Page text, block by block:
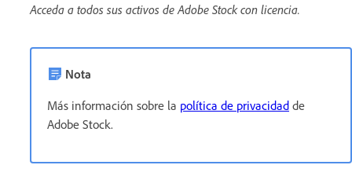
Acceda a todos sus activos de Adobe Stock con licencia.
Nota
Más información sobre la política de privacidad de
Adobe Stock.